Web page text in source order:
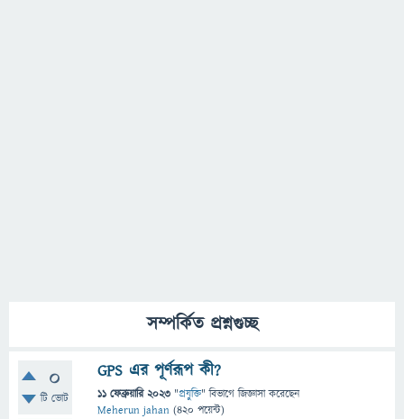
সম্পর্কিত প্রশ্নগুচ্ছ
0
টি ভোট
GPS এর পূর্ণরূপ কী?
11 ফেব্রুয়ারি 2023 "প্রযুক্তি" বিভাগে জিজ্ঞাসাকরেছেন
Meherun jahan (420 পয়েন্ট)